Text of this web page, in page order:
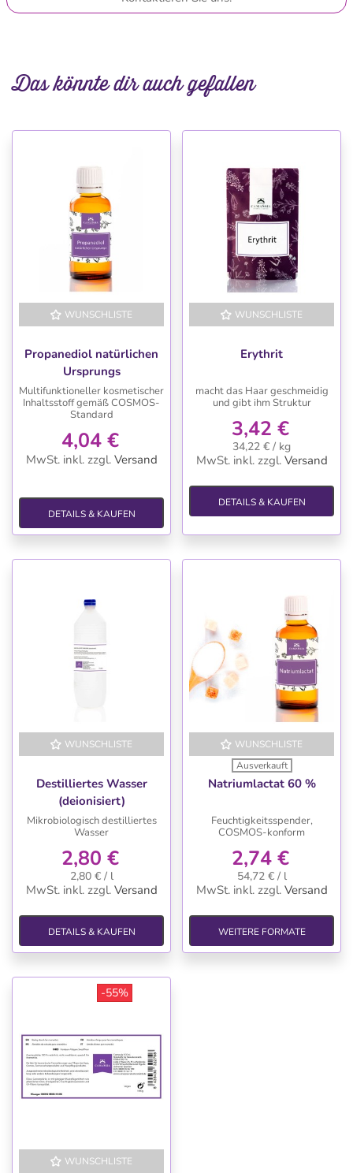
Das könnte dir auch gefallen
WUNSCHLISTE
Propanediol natürlichen
Ursprungs
Multifunktioneller kosmetischer
Inhaltsstoff gemäß COSMOS-
Standard
4,04 €
MwSt. inkl. zzgl. Versand
DETAILS & KAUFEN
WUNSCHLISTE
Erythrit
macht das Haar geschmeidig
und gibt ihm Struktur
3,42 €
34,22 € / kg
MwSt. inkl. zzgl. Versand
DETAILS & KAUFEN
WUNSCHLISTE
Destilliertes Wasser
(deionisiert)
Mikrobiologisch destilliertes
Wasser
2,80 €
2,80 € / l
MwSt. inkl. zzgl. Versand
DETAILS & KAUFEN
WUNSCHLISTE
Ausverkauft
Natriumlactat 60 %
Feuchtigkeitsspender,
COSMOS-konform
2,74 €
54,72 € / l
MwSt. inkl. zzgl. Versand
WEITERE FORMATE
-55%
WUNSCHLISTE